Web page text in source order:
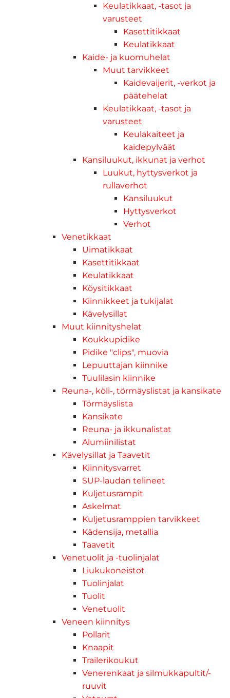
Keulatikkaat, -tasot ja
varusteet
Kasettitikkaat
Keulatikkaat
Kaide- ja kuomuhelat
Muut tarvikkeet
Kaidevaijerit, -verkot ja
päätehelat
Keulatikkaat, -tasot ja
varusteet
Keulakaiteet ja
kaidepylväät
Kansiluukut, ikkunat ja verhot
Luukut, hyttysverkot ja
rullaverhot
Kansiluukut
Hyttysverkot
Verhot
Venetikkaat
Uimatikkaat
Kasettitikkaat
Keulatikkaat
Köysitikkaat
Kiinnikkeet ja tukijalat
Kävelysillat
Muut kiinnityshelat
Koukkupidike
Pidike "clips", muovia
Lepuuttajan kiinnike
Tuulilasin kiinnike
Reuna-, köli-, törmäyslistat ja kansikate
Törmäyslista
Kansikate
Reuna- ja ikkunalistat
Alumiinilistat
Kävelysillat ja Taavetit
Kiinnitysvarret
SUP-laudan telineet
Kuljetusrampit
Askelmat
Kuljetusramppien tarvikkeet
Kädensija, metallia
Taavetit
Venetuolit ja -tuolinjalat
Liukukoneistot
Tuolinjalat
Tuolit
Venetuolit
Veneen kiinnitys
Pollarit
Knaapit
Trailerikoukut
Venerenkaat ja silmukkapultit/-
ruuvit